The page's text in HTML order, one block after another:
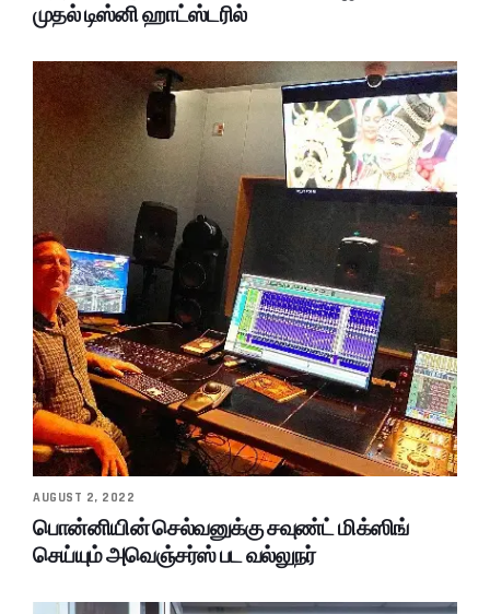
முதல் டிஸ்னி ஹாட்ஸ்டரில்
AUGUST 2, 2022
பொன்னியின் செல்வனுக்கு சவுண்ட் மிக்ஸிங்
செய்யும் அவெஞ்சர்ஸ் பட வல்லுநர்